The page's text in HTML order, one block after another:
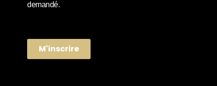
demandé.
M'inscrire